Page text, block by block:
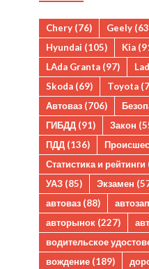
Chery (76) Geely
Hyundai (105) Kia
LAda Granta (97)
Skoda (69) Toyota
Автоваз (706)
ГИБДД (91) Закон
ПДД (136)
Статистика и рейтинги
УАЗ (85) Экзамен
автоваз (88)
авторынок (227)
водительское
вождение (189)